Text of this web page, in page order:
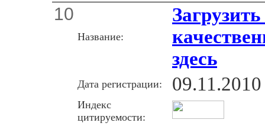
10
Название:
здесь
Дата регистрации: 09.11.2010
Индекс
цитируемости: